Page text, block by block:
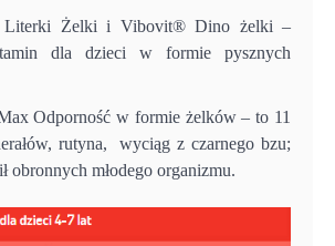
Żelki i Vibovit® Dino żelki –
dla dzieci w formie pysznych
Odporność w formie żelków – to 11
rutyna, wyciąg z czarnego bzu;
obronnych młodego organizmu.